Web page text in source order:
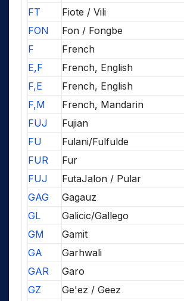
FT
Fiote / Vili
FON
Fon / Fongbe
F
French
E,F
French, English
F,E
French, English
F,M
French, Mandarin
FUJ
Fujian
FU
Fulani/Fulfulde
FUR
Fur
FUJ
FutaJalon / Pular
GAG
Gagauz
GL
Galicic/Gallego
GM
Gamit
GA
Garhwali
GAR
Garo
GZ
Ge'ez / Geez